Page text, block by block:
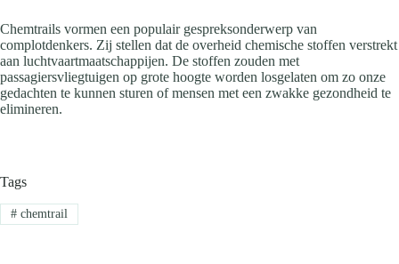
Chemtrails vormen een populair gespreksonderwerp van
complotdenkers. Zij stellen dat de overheid chemische stoffen verstrekt
aan luchtvaartmaatschappijen. De stoffen zouden met
passagiersvliegtuigen op grote hoogte worden losgelaten om zo onze
gedachten te kunnen sturen of mensen met een zwakke gezondheid te
elimineren.
Tags
#chemtrail